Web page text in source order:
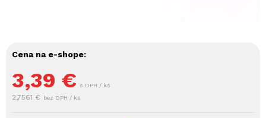
Cena na e-shope:
3,39 € s DPH / ks
2,7561 € bez DPH / ks